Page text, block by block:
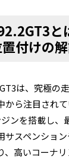
と
付けの
は、究極の
から注目され
ンを搭載し、
サスペンショ
、高いコーナ